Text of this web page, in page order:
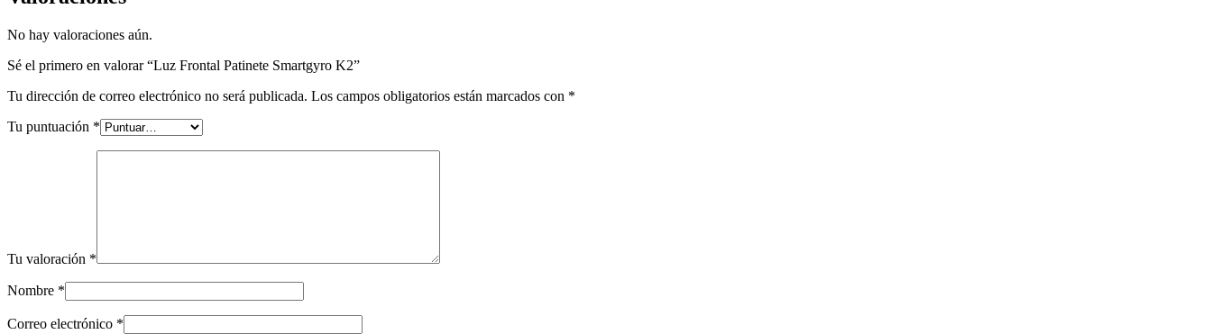
No hay valoraciones aún.
Sé el primero en valorar “Luz Frontal Patinete Smartgyro K2”
Tu dirección de correo electrónico no será publicada. Los campos obligatorios están marcados con *
Tu puntuación *
Tu valoración *
Nombre *
Correo electrónico *